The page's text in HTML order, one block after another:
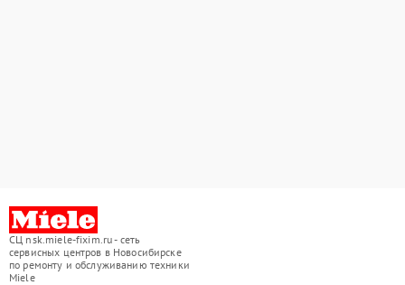
СЦ nsk.miele-fixim.ru - сеть
сервисных центров в Новосибирске
по ремонту и обслуживанию техники
Miele